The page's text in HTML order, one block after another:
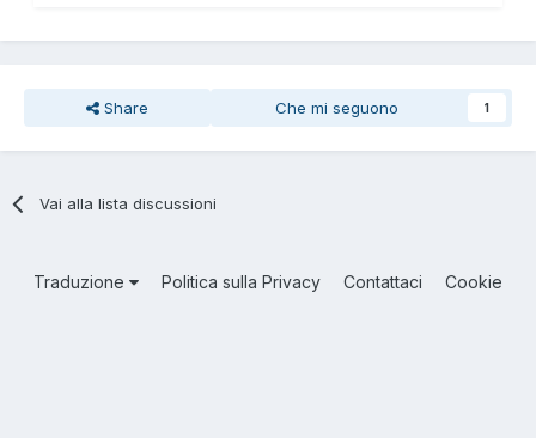
Share Che mi seguono 1
Vai alla lista discussioni
Traduzione Politica sulla Privacy Contattaci Cookie